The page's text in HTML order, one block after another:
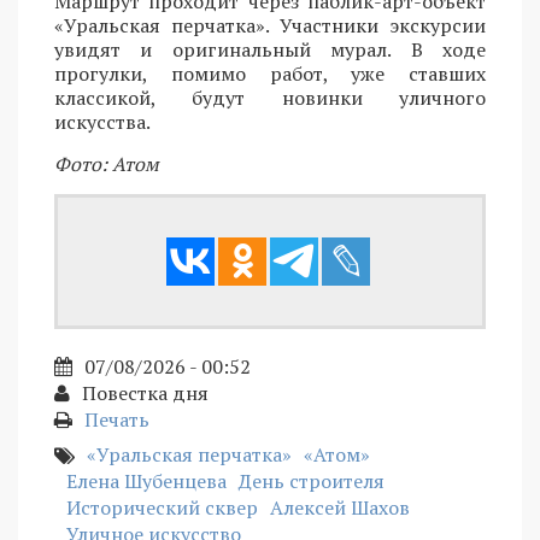
«Уральская перчатка». Участники экскурсии
увидят и оригинальный мурал. В ходе
прогулки, помимо работ, уже ставших
классикой, будут новинки уличного
искусства.
Фото: Атом
07/08/2026 - 00:52
Повестка дня
Печать
«Уральская перчатка» «Атом»
Елена Шубенцева День строителя
Исторический сквер Алексей Шахов
Уличное искусство